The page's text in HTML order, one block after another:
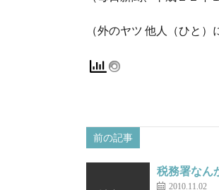
（外のヤツ 他人（ひと）
前の記事
税務署なん
2010.11.02